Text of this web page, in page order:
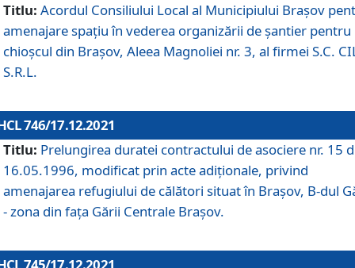
Titlu: Acordul Consiliului Local al Municipiului Braşov
amenajare spațiu în vederea organizării de șantier pentru
chioșcul din Brașov, Aleea Magnoliei nr. 3, al firmei S.C.
S.R.L.
746/17.12.2021
Titlu: Prelungirea duratei contractului de asociere nr. 15
16.05.1996, modificat prin acte adiționale, privind
amenajarea refugiului de călători situat în Brașov, B-dul
- zona din faţa Gării Centrale Brașov.